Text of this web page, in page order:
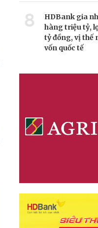
8
HDBank gia
hàng triệu tỷ,
tỷ đồng, vị thế
vốn quốc tế